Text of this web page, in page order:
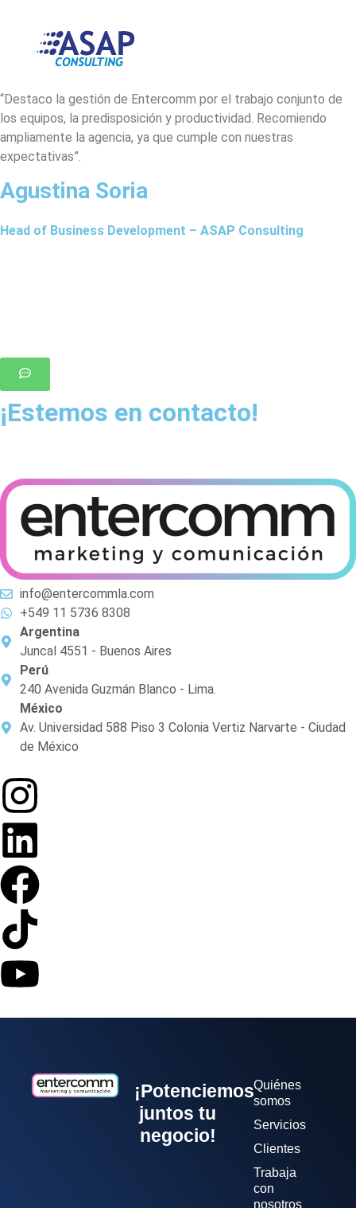
“Destaco la gestión de Entercomm por el trabajo conjunto de
los equipos, la predisposición y productividad. Recomiendo
ampliamente la agencia, ya que cumple con nuestras
expectativas”.
Agustina Soria
Head of Business Development – ASAP Consulting
¡Estemos en contacto!
info@entercommla.com
+549 11 5736 8308
Argentina
Juncal 4551 - Buenos Aires
Perú
240 Avenida Guzmán Blanco - Lima.
México
Av. Universidad 588 Piso 3 Colonia Vertiz Narvarte - Ciudad
de México
¡Potenciemos
juntos tu
negocio!
Quiénes
somos
Servicios
Clientes
Trabaja
con
nosotros